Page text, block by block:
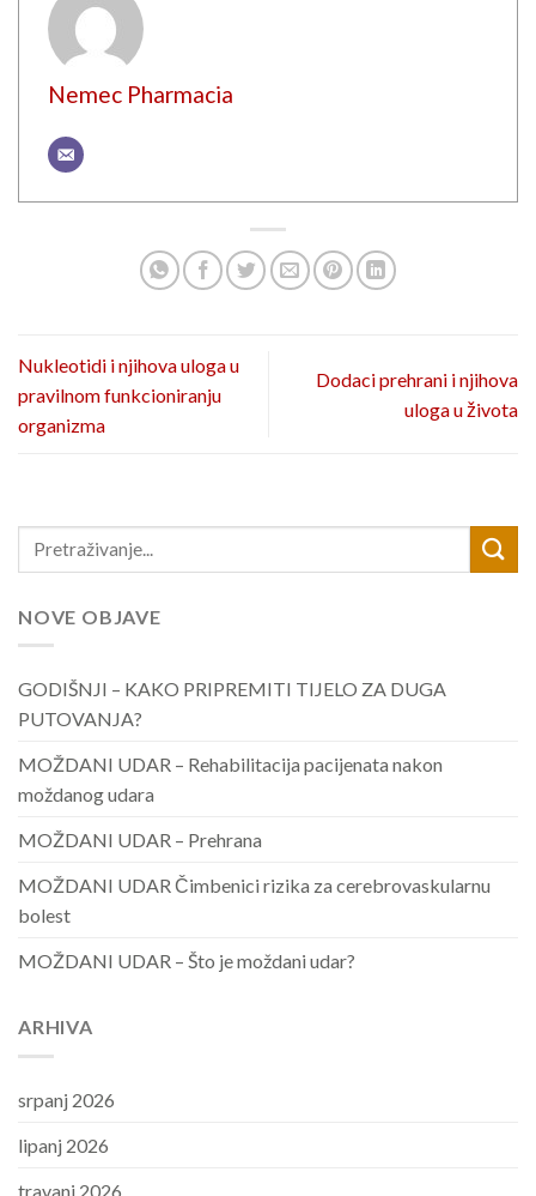
Nemec Pharmacia
Nukleotidi i njihova uloga u
pravilnom funkcioniranju
organizma
Dodaci prehrani i njihova
uloga u života
NOVE OBJAVE
GODIŠNJI – KAKO PRIPREMITI TIJELO ZA DUGA
PUTOVANJA?
MOŽDANI UDAR – Rehabilitacija pacijenata nakon
moždanog udara
MOŽDANI UDAR – Prehrana
MOŽDANI UDAR Čimbenici rizika za cerebrovaskularnu
bolest
MOŽDANI UDAR – Što je moždani udar?
ARHIVA
srpanj 2026
lipanj 2026
travanj 2026